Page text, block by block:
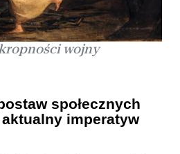
wojny
społecznych
imperatyw